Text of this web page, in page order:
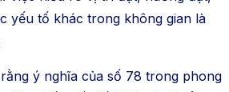
yếu tố khác trong không gian là
ý nghĩa của số 78 trong phong